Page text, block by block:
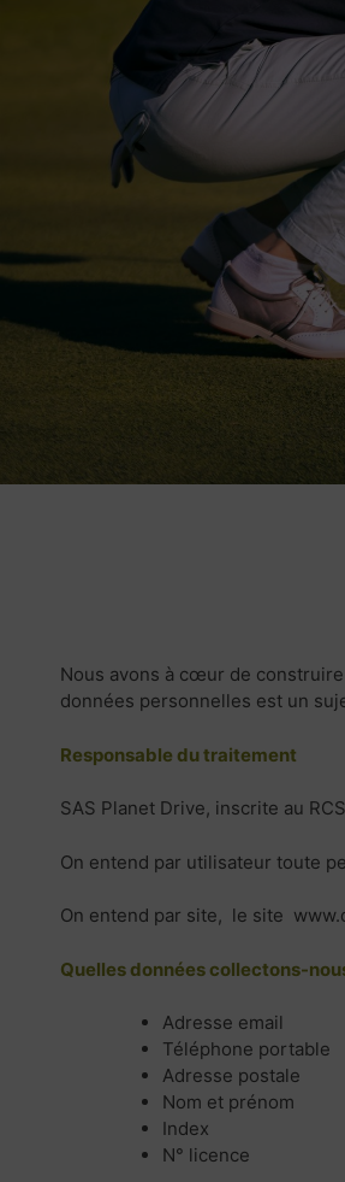
Nous avons à cœur de
données personnelles est un
Responsable du traitement
SAS Planet Drive, inscrite au
On entend par utilisateur toute
On entend par site, le site
Quelles données collectons-
Adresse email
Téléphone portable
Adresse postale
Nom et prénom
Index
N° licence